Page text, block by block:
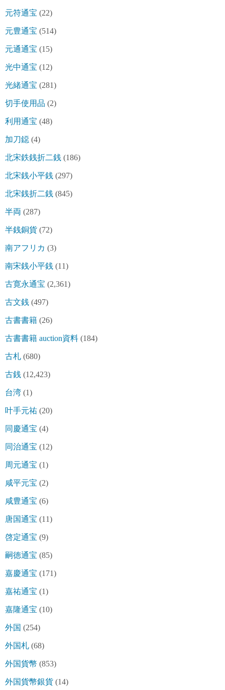
元符通宝 (22)
元豊通宝 (514)
元通通宝 (15)
光中通宝 (12)
光緒通宝 (281)
切手使用品 (2)
利用通宝 (48)
加刀鐚 (4)
北宋鉄銭折二銭 (186)
北宋銭小平銭 (297)
北宋銭折二銭 (845)
半両 (287)
半銭銅貨 (72)
南アフリカ (3)
南宋銭小平銭 (11)
古寛永通宝 (2,361)
古文銭 (497)
古書書籍 (26)
古書書籍 auction資料 (184)
古札 (680)
古銭 (12,423)
台湾 (1)
叶手元祐 (20)
同慶通宝 (4)
同治通宝 (12)
周元通宝 (1)
咸平元宝 (2)
咸豊通宝 (6)
唐国通宝 (11)
啓定通宝 (9)
嗣徳通宝 (85)
嘉慶通宝 (171)
嘉祐通宝 (1)
嘉隆通宝 (10)
外国 (254)
外国札 (68)
外国貨幣 (853)
外国貨幣銀貨 (14)